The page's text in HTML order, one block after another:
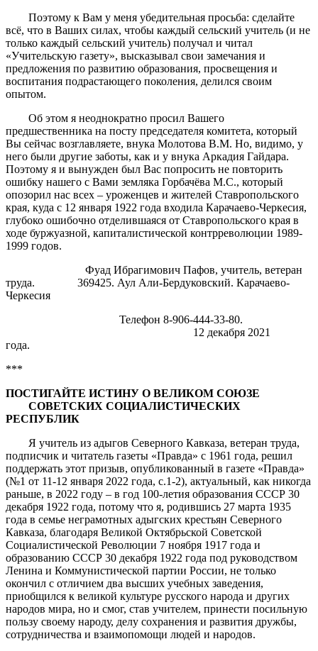
Поэтому к Вам у меня убедительная просьба: сделайте
всё, что в Ваших силах, чтобы каждый сельский учитель (и не
только каждый сельский учитель) получал и читал
«Учительскую газету», высказывал свои замечания и
предложения по развитию образования, просвещения и
воспитания подрастающего поколения, делился своим
опытом.
Об этом я неоднократно просил Вашего
предшественника на посту председателя комитета, который
Вы сейчас возглавляете, внука Молотова В.М. Но, видимо, у
него были другие заботы, как и у внука Аркадия Гайдара.
Поэтому я и вынужден был Вас попросить не повторить
ошибку нашего с Вами земляка Горбачёва М.С., который
опозорил нас всех – уроженцев и жителей Ставропольского
края, куда с 12 января 1922 года входила Карачаево-Черкесия,
глубоко ошибочно отделившаяся от Ставропольского края в
ходе буржуазной, капиталистической контрреволюции 1989-
1999 годов.
Фуад Ибрагимович Пафов, учитель, ветеран
труда. 369425. Аул Али-Бердуковский. Карачаево-
Черкесия
Телефон 8-906-444-33-80.
12 декабря 2021
года.
***
ПОСТИГАЙТЕ ИСТИНУ О ВЕЛИКОМ СОЮЗЕ
СОВЕТСКИХ СОЦИАЛИСТИЧЕСКИХ
РЕСПУБЛИК
Я учитель из адыгов Северного Кавказа, ветеран труда,
подписчик и читатель газеты «Правда» с 1961 года, решил
поддержать этот призыв, опубликованный в газете «Правда»
(№1 от 11-12 января 2022 года, с.1-2), актуальный, как никогда
раньше, в 2022 году – в год 100-летия образования СССР 30
декабря 1922 года, потому что я, родившись 27 марта 1935
года в семье неграмотных адыгских крестьян Северного
Кавказа, благодаря Великой Октябрьской Советской
Социалистической Революции 7 ноября 1917 года и
образованию СССР 30 декабря 1922 года под руководством
Ленина и Коммунистической партии России, не только
окончил с отличием два высших учебных заведения,
приобщился к великой культуре русского народа и других
народов мира, но и смог, став учителем, принести посильную
пользу своему народу, делу сохранения и развития дружбы,
сотрудничества и взаимопомощи людей и народов.